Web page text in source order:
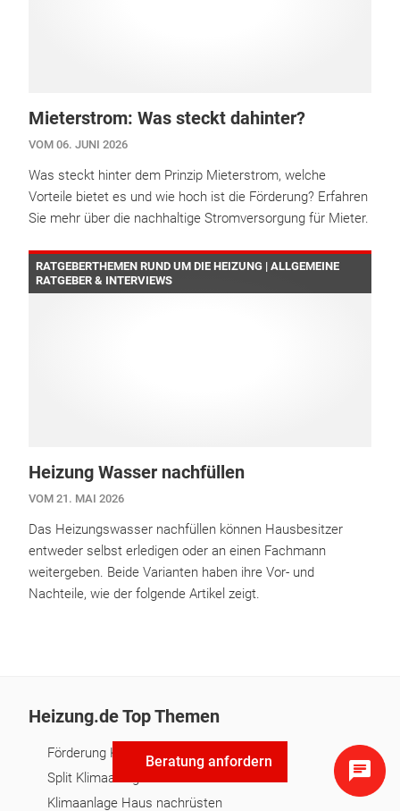
Beratung anfordern
Mieterstrom: Was steckt dahinter?
VOM 06. JUNI 2026
Was steckt hinter dem Prinzip Mieterstrom, welche
Vorteile bietet es und wie hoch ist die Förderung? Erfahren
Sie mehr über die nachhaltige Stromversorgung für Mieter.
RATGEBERTHEMEN RUND UM DIE HEIZUNG | ALLGEMEINE
RATGEBER & INTERVIEWS
Heizung Wasser nachfüllen
VOM 21. MAI 2026
Das Heizungswasser nachfüllen können Hausbesitzer
entweder selbst erledigen oder an einen Fachmann
weitergeben. Beide Varianten haben ihre Vor- und
Nachteile, wie der folgende Artikel zeigt.
Heizung.de Top Themen
Förderung Klimaanlage
Split Klimaanlage
Klimaanlage Haus nachrüsten